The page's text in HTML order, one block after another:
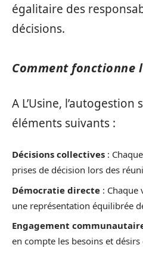
égalitaire des
décisions.
Comment fonctionne
A L’Usine,
éléments suivants :
Décisions collectives :
prises de décision lors des
Démocratie directe :
une représentation équilibrée
Engagement
en compte les besoins et